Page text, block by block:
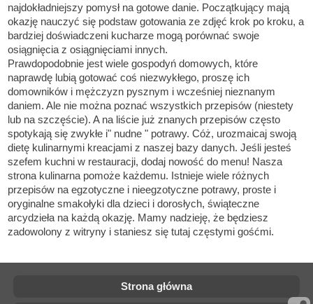
najdokładniejszy pomysł na gotowe danie. Początkujący mają
okazję nauczyć się podstaw gotowania ze zdjęć krok po kroku, a
bardziej doświadczeni kucharze mogą porównać swoje
osiągnięcia z osiągnięciami innych.
Prawdopodobnie jest wiele gospodyń domowych, które
naprawdę lubią gotować coś niezwykłego, proszę ich
domowników i mężczyzn pysznym i wcześniej nieznanym
daniem. Ale nie można poznać wszystkich przepisów (niestety
lub na szczęście). A na liście już znanych przepisów często
spotykają się zwykłe i" nudne " potrawy. Cóż, urozmaicaj swoją
dietę kulinarnymi kreacjami z naszej bazy danych. Jeśli jesteś
szefem kuchni w restauracji, dodaj nowość do menu! Nasza
strona kulinarna pomoże każdemu. Istnieje wiele różnych
przepisów na egzotyczne i nieegzotyczne potrawy, proste i
oryginalne smakołyki dla dzieci i dorosłych, świąteczne
arcydzieła na każdą okazję. Mamy nadzieję, że będziesz
zadowolony z witryny i staniesz się tutaj częstymi gośćmi.
Strona główna